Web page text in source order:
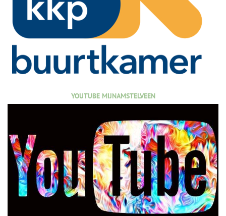
YOUTUBE MIJNAMSTELVEEN